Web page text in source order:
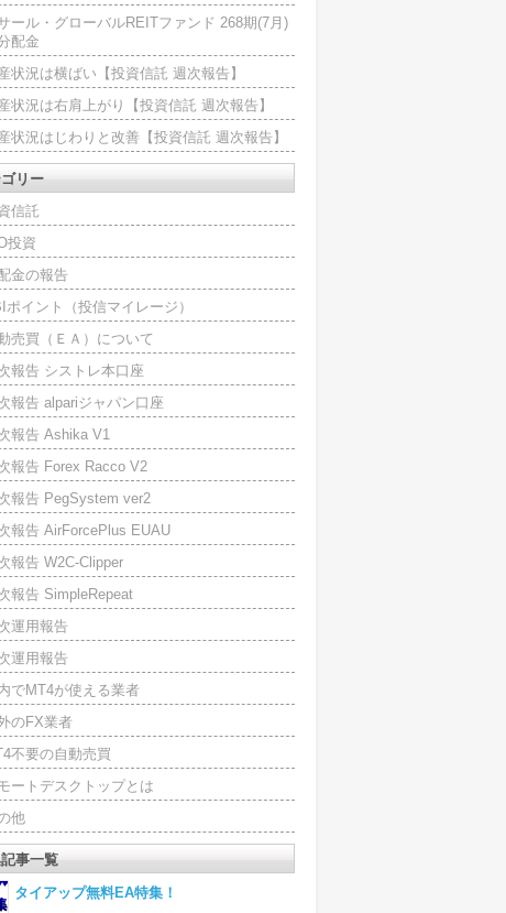
ール・グローバルREITファンド 268期(7月)
配金
状況は横ばい【投資信託 週次報告】
状況は右肩上がり【投資信託 週次報告】
状況はじわりと改善【投資信託 週次報告】
リー
信託
投資
金の報告
ポイント（投信マイレージ）
売買（ＥＡ）について
報告 シストレ本口座
報告 alpariジャパン口座
報告 Ashika V1
報告 Forex Racco V2
報告 PegSystem ver2
報告 AirForcePlus EUAU
報告 W2C-Clipper
報告 SimpleRepeat
運用報告
運用報告
でMT4が使える業者
のFX業者
不要の自動売買
ートデスクトップとは
他
事一覧
タイアップ無料EA特集！